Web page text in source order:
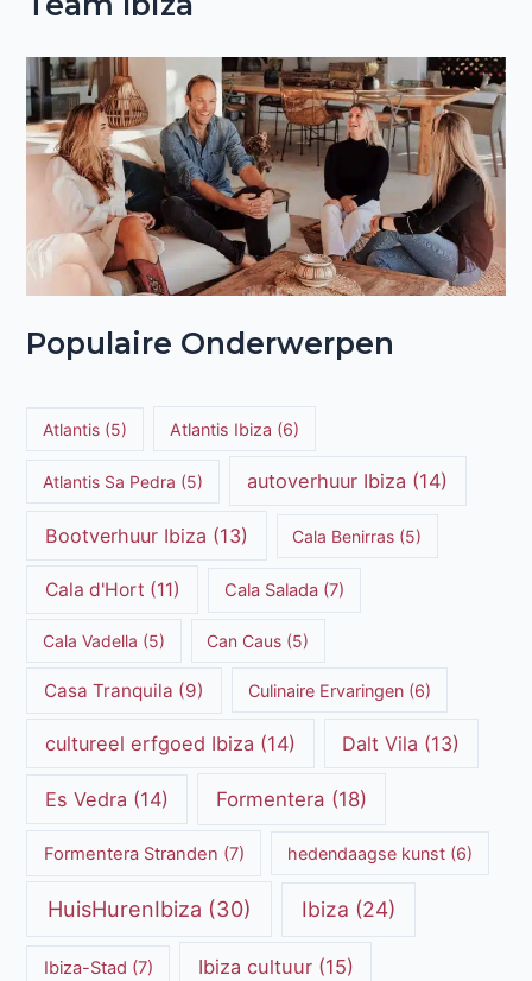
Populaire Onderwerpen
Atlantis (5) Atlantis Ibiza (6)
Atlantis Sa Pedra (5) autoverhuur Ibiza (14)
Bootverhuur Ibiza (13) Cala Benirras (5)
Cala d'Hort (11) Cala Salada(7)
Cala Vadella (5) Can Caus (5)
Casa Tranquila (9) Culinaire Ervaringen(6)
cultureel erfgoed Ibiza (14) Dalt Vila (13)
Es Vedra (14) Formentera (18)
Formentera Stranden (7) hedendaagse kunst(6)
HuisHurenIbiza (30) Ibiza (24)
Ibiza-Stad (7) Ibiza cultuur(15)